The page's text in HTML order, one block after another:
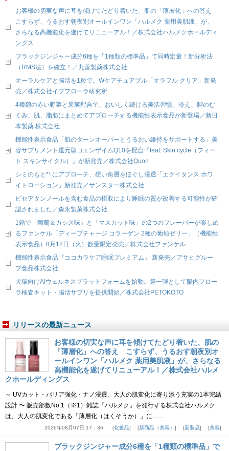
お客様の切実な声に耳を傾けてたどり着いた、肌の「薄層化」への答え
こすらず、うるおす朝夜別オールインワン「ハルメク 薬用美肌液」が、
さらなる高機能化を遂げてリニューアル！／株式会社ハルメクホールディ
ングス
ブラックジンジャー成分6種を「1種類の標準品」で同時定量！新分析法
（RMS法）を確立！／丸善製薬株式会社
オーラルケアと腸活を1粒で。Wケアチュアブル「オラフル クリア」新発
売／株式会社イブフローラ研究所
4種類の赤い野菜と果実配合で、おいしく続ける美活習慣。冷え、脚のむ
くみ、肌、脂肪にまとめてアプローチする機能性表示食品が新登場／新日
本製薬 株式会社
機能性表示食品「肌のターンオーバーとうるおい維持をサポートする」美
容サプリメント還元型コエンザイムQ10を配合『feat. Skin cycle（フィー
ト スキンサイクル）』が新発売／株式会社Quon
シミのもと*¹ にアプローチ、硬い角層をほぐし浸透「エクイタンス ホワ
イトローション」新発売／サンスター株式会社
ピセアタンノールを含む食品の摂取により睡眠の質が改善する可能性が確
認されました／森永製菓株式会社
1箱で「葡萄＆カシス味」と「マスカット味」の2つのフレーバーが楽しめ
るファンケル「ディープチャージ コラーゲン 2種の葡萄ゼリー」（機能性
表示食品）8月18日（火）数量限定発売／株式会社ファンケル
機能性表示食品『ココカラケア睡眠プレミアム』 新発売／アサヒグルー
プ食品株式会社
犬猫向けAIウェルネスプラットフォームを始動。第一弾として腸内フロー
ラ検査キット・腸活サプリを提供開始／株式会社PETOKOTO
リリースの最新ニュース
お客様の切実な声に耳を傾けてたどり着いた、肌の
「薄層化」への答え こすらず、うるおす朝夜別オ
ールインワン「ハルメク 薬用美肌液」が、さらなる
高機能化を遂げてリニューアル！／株式会社ハルメ
クホールディングス
～ UVカット・バリア強化・ナノ浸透。大人の肌変化に寄り添う充実の1本完結
設計 〜 販売部数No.1（※1）雑誌『ハルメク』を発行する株式会社ハルメク
は、大人の肌変化である「薄層化（はくそうか）」に……
2026年08月07日 17：36 化粧品 新商品（美容） 新製品 美容
ブラックジンジャー成分6種を「1種類の標準品」で